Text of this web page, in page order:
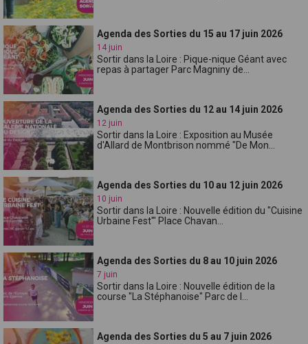
Agenda des Sorties du 15 au 17 juin 2026
14 juin
Sortir dans la Loire : Pique-nique Géant avec
repas à partager Parc Magniny de...
Agenda des Sorties du 12 au 14 juin 2026
12 juin
Sortir dans la Loire : Exposition au Musée
d'Allard de Montbrison nommé "De Mon...
Agenda des Sorties du 10 au 12 juin 2026
10 juin
Sortir dans la Loire : Nouvelle édition du "Cuisine
Urbaine Fest'" Place Chavan...
Agenda des Sorties du 8 au 10 juin 2026
7 juin
Sortir dans la Loire : Nouvelle édition de la
course "La Stéphanoise" Parc de l...
Agenda des Sorties du 5 au 7 juin 2026